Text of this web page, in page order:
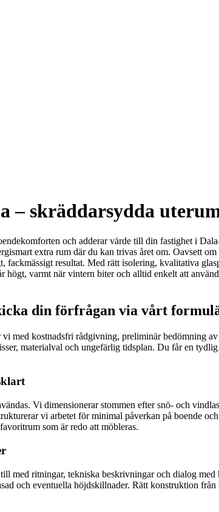
– skräddarsydda
och adderar värde till din fastighet i
extra rum där du kan trivas året om. Oavsett
resultat. Med rätt isolering, kvalitativa
högt, varmt när vintern biter och alltid enkelt att
din förfrågan via vårt
med kostnadsfri rådgivning, preliminär bedömning
materialval och ungefärlig tidsplan. Du får en
Vi dimensionerar stommen efter snö- och
vi arbetet för minimal påverkan på boende
som är redo att möbleras.
med ritningar, tekniska beskrivningar och dialog
och eventuella höjdskillnader. Rätt konstruktion